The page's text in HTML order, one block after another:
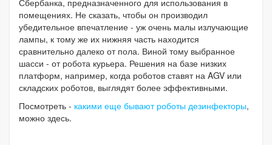
Сбербанка, предназначенного для использования в
помещениях. Не сказать, чтобы он производил
убедительное впечатление - уж очень малы излучающие
лампы, к тому же их нижняя часть находится
сравнительно далеко от пола. Виной тому выбранное
шасси - от робота курьера. Решения на базе низких
платформ, например, когда роботов ставят на AGV или
складских роботов, выглядят более эффективными.
Посмотреть - какими еще бывают роботы дезинфекторы,
можно здесь.